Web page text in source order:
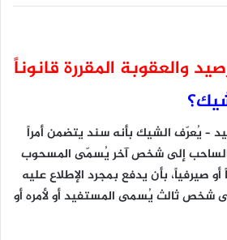
والعقوبة المقررة قانوناً
– يُعرّف الشيك بأنه سند يتضمن أمراً
إلى شخص آخر يُسمّى المسحوب
صيرفياً، بأن يدفع بمجرد الإطلاع عليه
شخص ثالث يُسمى المستفيد أو لأمره أو